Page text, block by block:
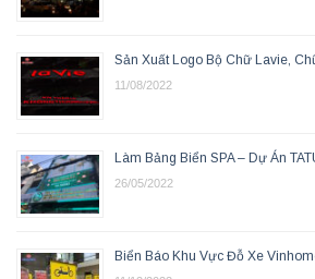
Sản Xuất Logo Bộ Chữ Lavie,
11/08/2022
Làm Bảng Biển SPA – Dự Án
26/05/2022
Biển Báo Khu Vực Đỗ Xe